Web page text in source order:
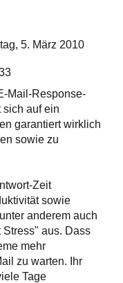
5. März 2010
Mail-Response-
sich auf ein
garantiert wirklich
sowie zu
Zeit
sowie
anderem auch
aus. Dass
mehr
zu warten. Ihr
Tage